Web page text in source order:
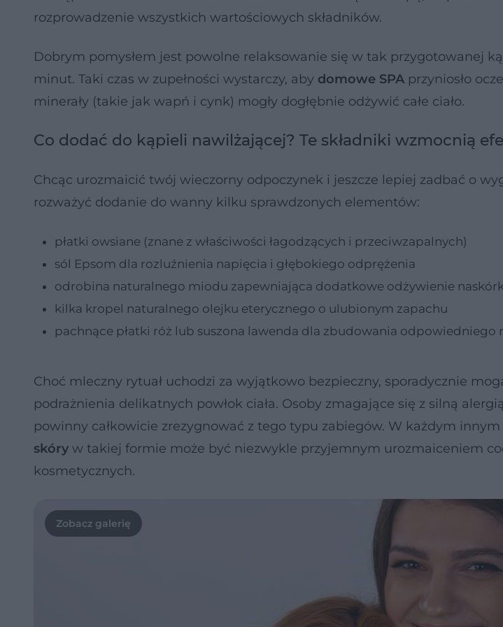
rozprowadzenie wszystkich wartościowych składników.
Dobrym pomysłem jest powolne relaksowanie się w tak przygotowanej
minut. Taki czas w zupełności wystarczy, aby domowe SPA przyniosło
minerały (takie jak wapń i cynk) mogły dogłębnie odżywić całe ciało.
Co dodać do kąpieli nawilżającej? Te składniki wzmocnią
Chcąc urozmaicić twój wieczorny odpoczynek i jeszcze lepiej zadbać o
rozważyć dodanie do wanny kilku sprawdzonych elementów:
płatki owsiane (znane z właściwości łagodzących i przeciwzapalnych)
sól Epsom dla rozluźnienia napięcia i głębokiego odprężenia
odrobina naturalnego miodu zapewniająca dodatkowe odżywienie
kilka kropel naturalnego olejku eterycznego o ulubionym zapachu
pachnące płatki róż lub suszona lawenda dla zbudowania odpowiedniego
Choć mleczny rytuał uchodzi za wyjątkowo bezpieczny, sporadycznie
podrażnienia delikatnych powłok ciała. Osoby zmagające się z silną
powinny całkowicie zrezygnować z tego typu zabiegów. W każdym
skóry w takiej formie może być niezwykle przyjemnym urozmaiceniem
kosmetycznych.